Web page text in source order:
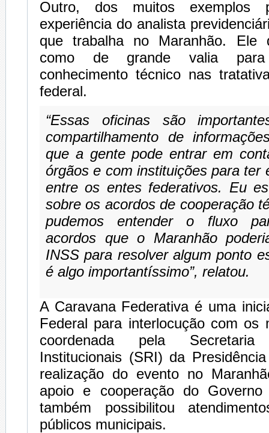
Outro, dos muitos exemplos
experiência do analista
que trabalha no Maranhão. Ele
como de grande valia
conhecimento técnico nas
federal.
“Essas oficinas são
compartilhamento de
que a gente pode entrar em
órgãos e com instituições para ter
entre os entes federativos. Eu
sobre os acordos de cooperação
pudemos entender o fluxo
acordos que o Maranhão
INSS para resolver algum ponto
é algo importantíssimo”, relatou.
A Caravana Federativa é uma
Federal para interlocução com os
coordenada pela
Institucionais (SRI) da
realização do evento no
apoio e cooperação do
também possibilitou
públicos municipais.